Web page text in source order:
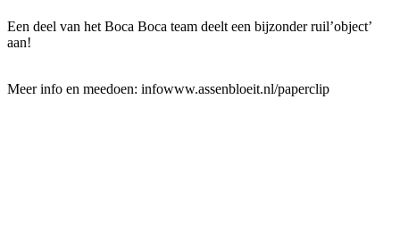
Een deel van het Boca Boca team deelt een bijzonder ruil’object’
aan!
Meer info en meedoen: infowww.assenbloeit.nl/paperclip